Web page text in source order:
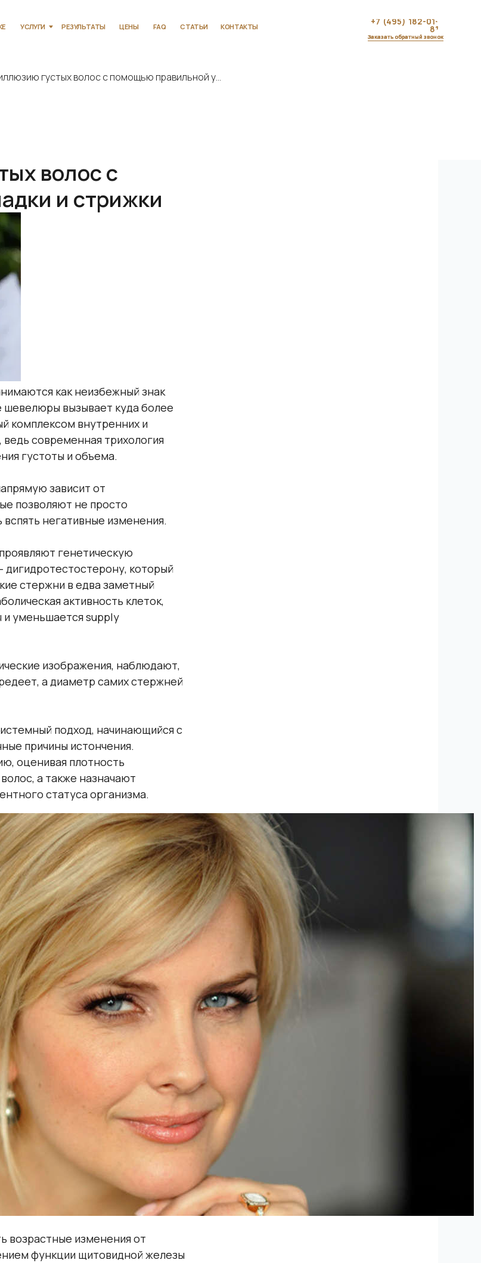
ЦЕНЫ FAQ СТАТЬИ КОНТАКТЫ
РЕЗУЛЬТАТЫ
густых волос с помощью правильной у...
волос с
и стрижки
как неизбежный знак
шевелюры вызывает куда более
комплексом внутренних и
современная трихология
густоты и объема.
зависит от
позволяют не просто
негативные изменения.
генетическую
дигидротестостерону, который
стержни в едва заметный
активность клеток,
и уменьшается supply
изображения, наблюдают,
а диаметр самих стержней
подход, начинающийся с
причины истончения.
оценивая плотность
а также назначают
статуса организма.
возрастные изменения от
функции щитовидной железы